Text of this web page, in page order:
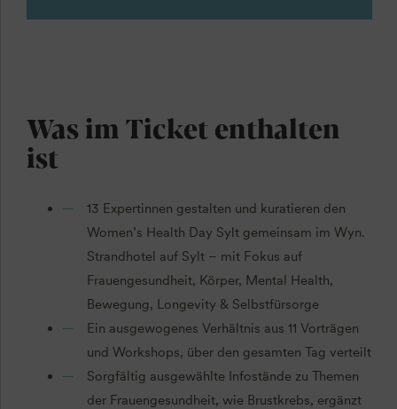
Was im Ticket enthalten
ist
13 Expertinnen gestalten und kuratieren den
Women’s Health Day Sylt gemeinsam im Wyn.
Strandhotel auf Sylt – mit Fokus auf
Frauengesundheit, Körper, Mental Health,
Bewegung, Longevity & Selbstfürsorge
Ein ausgewogenes Verhältnis aus 11 Vorträgen
und Workshops, über den gesamten Tag verteilt
Sorgfältig ausgewählte Infostände zu Themen
der Frauengesundheit, wie Brustkrebs, ergänzt